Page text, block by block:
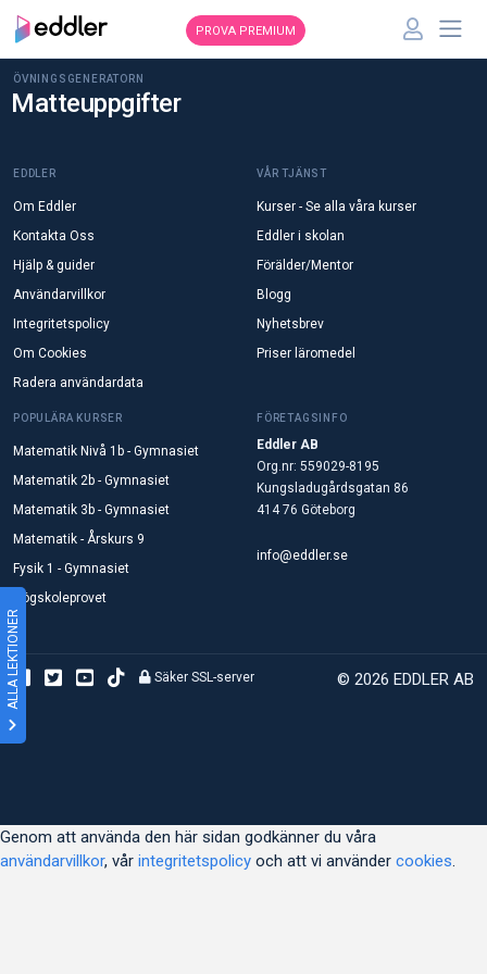
ALLA LEKTIONER
PROVA PREMIUM
ÖVNINGSGENERATORN
Matteuppgifter
EDDLER
Om Eddler
Kontakta Oss
Hjälp & guider
Användarvillkor
Integritetspolicy
Om Cookies
Radera användardata
VÅR TJÄNST
Kurser - Se alla våra kurser
Eddler i skolan
Förälder/Mentor
Blogg
Nyhetsbrev
Priser läromedel
POPULÄRA KURSER
Matematik Nivå 1b - Gymnasiet
Matematik 2b - Gymnasiet
Matematik 3b - Gymnasiet
Matematik - Årskurs 9
Fysik 1 - Gymnasiet
Högskoleprovet
FÖRETAGSINFO
Eddler AB
Org.nr: 559029-8195
Kungsladugårdsgatan 86
414 76 Göteborg
info@eddler.se
© 2026 EDDLER AB
Säker SSL-server
Genom att använda den här sidan godkänner du våra
användarvillkor, vår integritetspolicy och att vi använder cookies.